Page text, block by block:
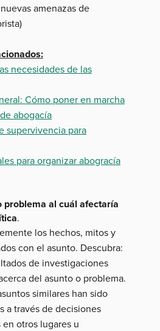
amenazas de
necesidades de las
Cómo poner en marcha
abogacía
supervivencia para
para organizar abogracía
problema al cuál afectaría
.
los hechos, mitos y
con el asunto. Descubra:
de investigaciones
del asunto o problema.
similares han sido
a través de decisiones
otros lugares u